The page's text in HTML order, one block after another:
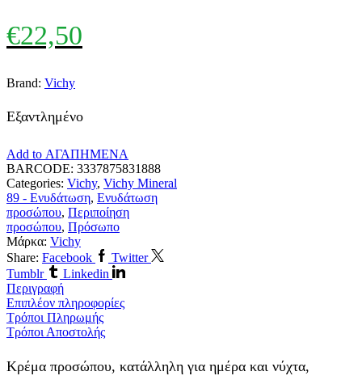
€22,50
Brand: Vichy
Εξαντλημένο
Add to ΑΓΑΠΗΜΕΝΑ
BARCODE: 3337875831888
Categories: Vichy, Vichy Mineral
89 - Ενυδάτωση, Ενυδάτωση
προσώπου, Περιποίηση
προσώπου, Πρόσωπο
Μάρκα: Vichy
Share: Facebook
Twitter
Tumblr
Linkedin
Περιγραφή
Επιπλέον πληροφορίες
Τρόποι Πληρωμής
Τρόποι Αποστολής
Κρέμα προσώπου, κατάλληλη για ημέρα και νύχτα,